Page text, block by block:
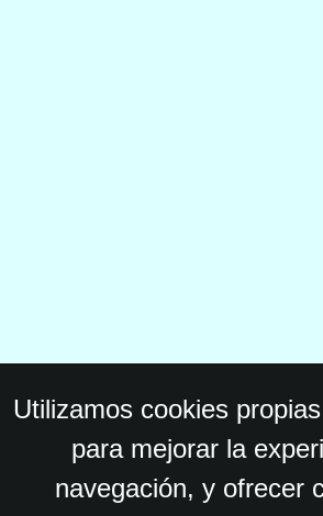
Utilizamos cookies
para mejorar la
navegación, y ofrecer